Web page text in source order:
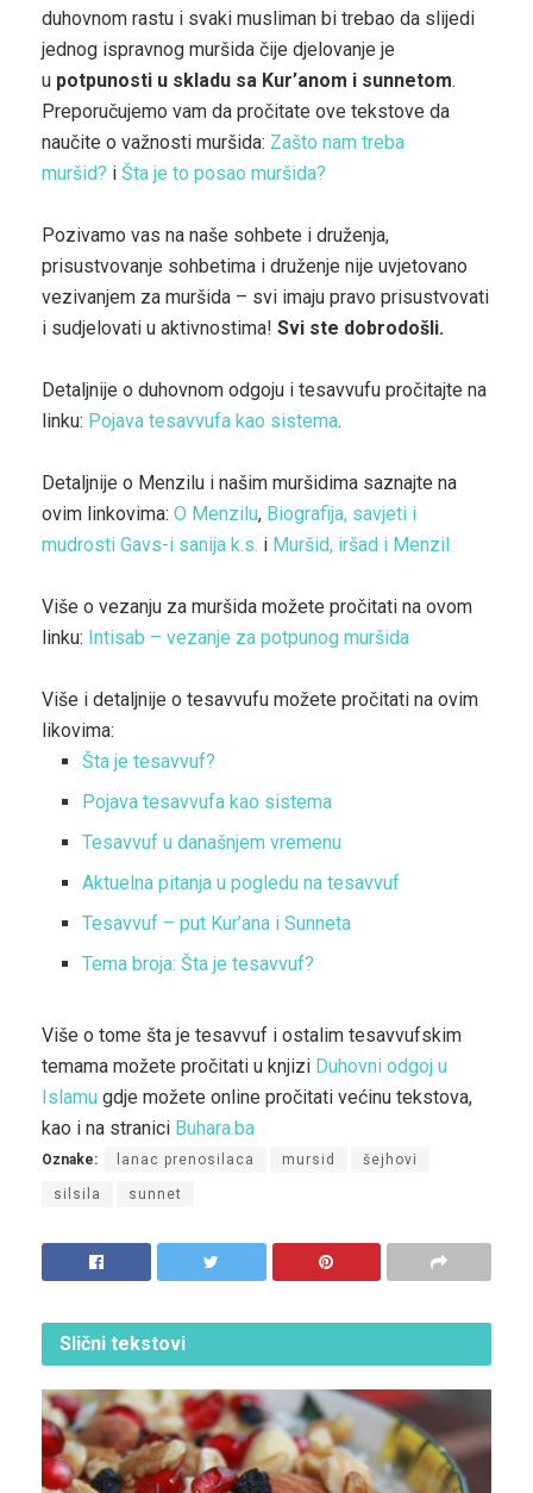
duhovnom rastu i svaki musliman bi trebao da slijedi
jednog ispravnog muršida čije djelovanje je
u potpunosti u skladu sa Kur’anom i sunnetom.
Preporučujemo vam da pročitate ove tekstove da
naučite o važnosti muršida: Zašto nam treba
muršid? i Šta je to posao muršida?
Pozivamo vas na naše sohbete i druženja,
prisustvovanje sohbetima i druženje nije uvjetovano
vezivanjem za muršida – svi imaju pravo prisustvovati
i sudjelovati u aktivnostima! Svi ste dobrodošli.
Detaljnije o duhovnom odgoju i tesavvufu pročitajte na
linku: Pojava tesavvufa kao sistema.
Detaljnije o Menzilu i našim muršidima saznajte na
ovim linkovima: O Menzilu, Biografija, savjeti i
mudrosti Gavs-i sanija k.s. i Muršid, iršad i Menzil
Više o vezanju za muršida možete pročitati na ovom
linku: Intisab – vezanje za potpunog muršida
Više i detaljnije o tesavvufu možete pročitati na ovim
likovima:
Šta je tesavvuf?
Pojava tesavvufa kao sistema
Tesavvuf u današnjem vremenu
Aktuelna pitanja u pogledu na tesavvuf
Tesavvuf – put Kur’ana i Sunneta
Tema broja: Šta je tesavvuf?
Više o tome šta je tesavvuf i ostalim tesavvufskim
temama možete pročitati u knjizi Duhovni odgoj u
Islamu gdje možete online pročitati većinu tekstova,
kao i na stranici Buhara.ba
Oznake: lanac prenosilaca mursid šejhovi
silsila sunnet
Slični tekstovi